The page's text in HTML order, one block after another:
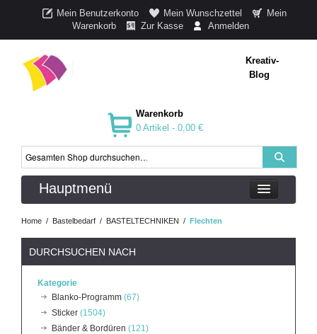
Mein Benutzerkonto Mein Wunschzettel
Mein
Warenkorb
Zur Kasse Anmelden
Kreativ-
Blog
Warenkorb
0 Artikel - 0,00 €
Hauptmenü
Home / Bastelbedarf / BASTELTECHNIKEN / Flechten
DURCHSUCHEN NACH
Kategorie
Blanko-Programm (67)
Sticker (1504)
Bänder & Bordüren (121)